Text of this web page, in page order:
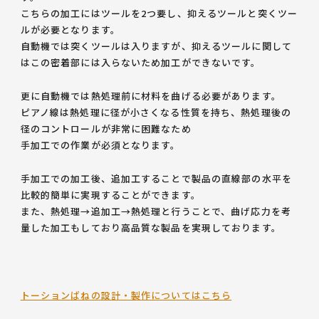
こちらの加工にはツールを2つ要し、抑えるツールと突くツー
ルが必要となります。
自動機では突くツールは入りますが、抑えるツールに関して
はこの密着部には入らないため加工ができないです。
更に自動機では熱処理前に材料を曲げる必要があります。
ピアノ線は熱処理に径が小さくなる性質を持ち、熱処理後の
径のコントロールが非常に困難なため
手加工での作業が必須となります。
手加工での加工後、追加工することで製品の直線部の水平を
比較的簡単に実現することができます。
また、熱処理→追加工→熱処理と行うことで、曲げ応力を考
量した加工もしており高品質な製品を実現しております。
トーションばねの設計・製作についてはこちら